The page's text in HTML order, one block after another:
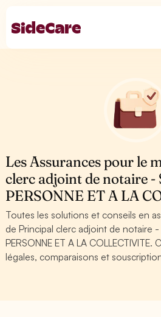
Les Assurances pour le
clerc adjoint de notaire -
PERSONNE ET A LA
Toutes les solutions et conseils en
de Principal clerc adjoint de notaire -
PERSONNE ET A LA
légales, comparaisons et